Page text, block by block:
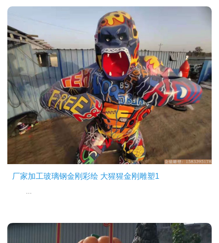
厂家加工玻璃钢金刚彩绘 大猩猩金刚雕塑1